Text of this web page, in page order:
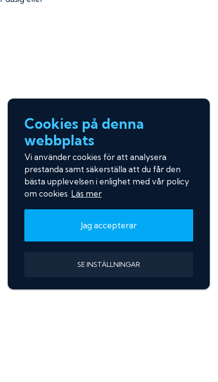
Cookies på denna
webbplats
Vi använder cookies för att analysera
prestanda samt säkerställa att du får den
bästa upplevelsen i enlighet med vår policy
om cookies. Läs mer
Jag accepterar
SE INSTÄLLNINGAR